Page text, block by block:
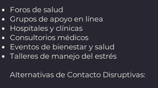
Foros de salud
Grupos de apoyo en línea
Hospitales y clínicas
Consultorios médicos
Eventos de bienestar y salud
Talleres de manejo del estrés
Alternativas de Contacto Disruptivas: